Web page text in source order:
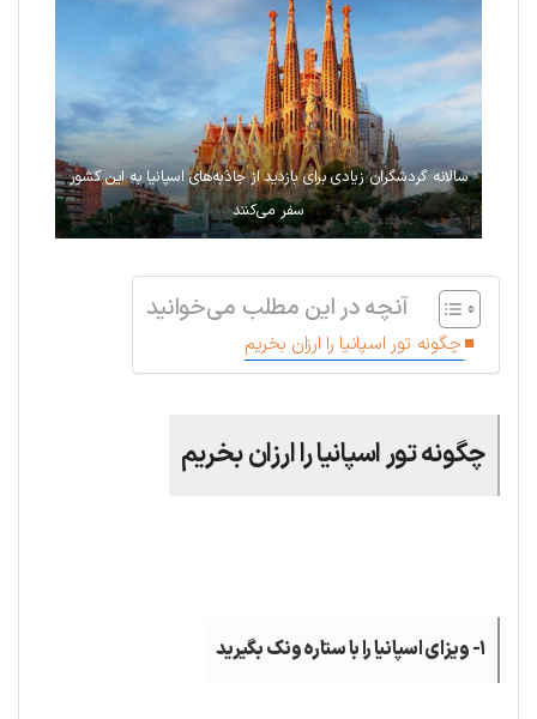
سالانه گردشگران زیادی برای بازدید از جاذبه‌های اسپانیا به این کشور
سفر می‌کنند
آنچه در این مطلب می‌خوانید
چگونه تور اسپانیا را ارزان بخریم
چگونه تور اسپانیا را ارزان بخریم
۱- ویزای اسپانیا را با ستاره ونک بگیرید